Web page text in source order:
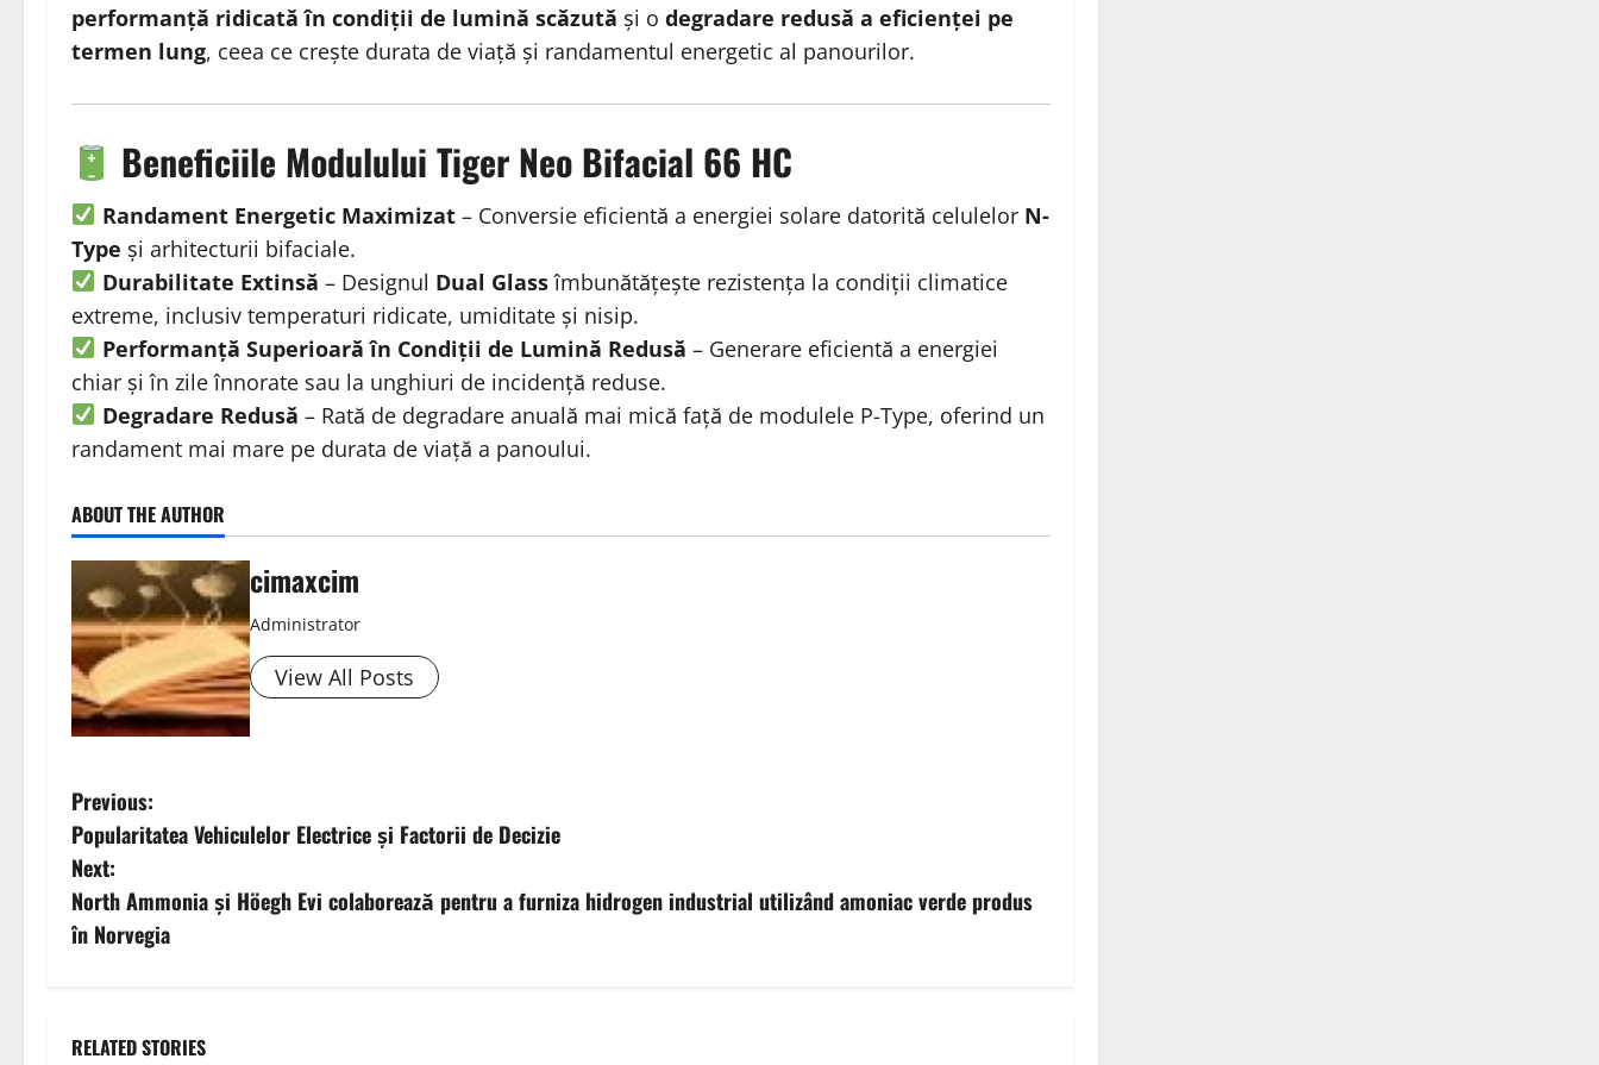
performanță ridicată în condiții de lumină scăzută și o degradare redusă a eficienței pe
termen lung, ceea ce crește durata de viață și randamentul energetic al panourilor.
Beneficiile Modulului Tiger Neo Bifacial 66 HC
Randament Energetic Maximizat– Conversie eficientă a energiei solare datorită celulelor N-
Type și arhitecturii bifaciale.
Durabilitate Extinsă – Designul Dual Glassîmbunătățește rezistența la condiții climatice
extreme, inclusiv temperaturi ridicate, umiditate și nisip.
Performanță Superioară în Condiții de Lumină Redusă – Generare eficientă a energiei
chiar și în zile înnorate sau la unghiuri de incidență reduse.
Degradare Redusă – Rată de degradare anuală mai mică față de modulele P-Type, oferind un
randament mai mare pe durata de viață a panoului.
ABOUT THE AUTHOR
cimaxcim
Administrator
View All Posts
P
o
s
t
Previous:
Popularitatea Vehiculelor Electrice și Factorii de Decizie
Next:
North Ammonia și Höegh Evi colaborează pentru a furniza hidrogen industrial utilizând amoniac verde produs
în Norvegia
RELATED STORIES